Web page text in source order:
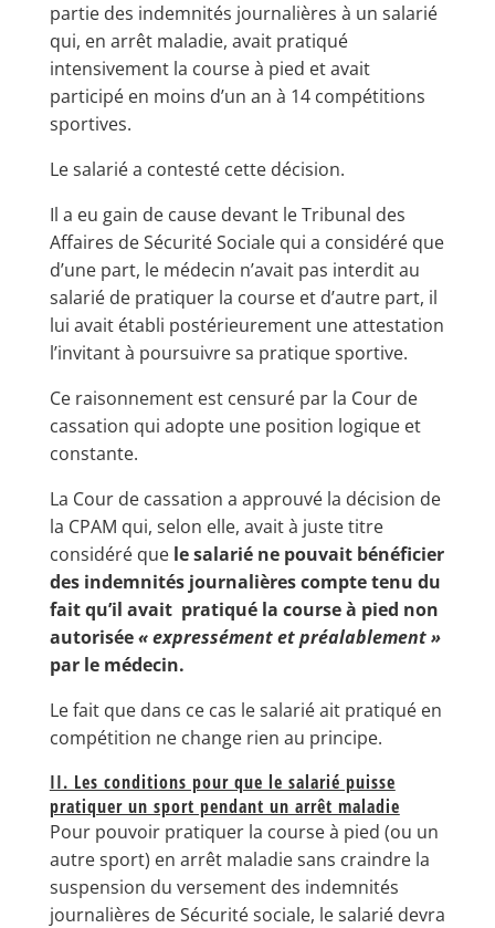
partie des indemnités journalières à un salarié
qui, en arrêt maladie, avait pratiqué
intensivement la course à pied et avait
participé en moins d’un an à 14 compétitions
sportives.
Le salarié a contesté cette décision.
Il a eu gain de cause devant le Tribunal des
Affaires de Sécurité Sociale qui a considéré que
d’une part, le médecin n’avait pas interdit au
salarié de pratiquer la course et d’autre part, il
lui avait établi postérieurement une attestation
l’invitant à poursuivre sa pratique sportive.
Ce raisonnement est censuré par la Cour de
cassation qui adopte une position logique et
constante.
La Cour de cassation a approuvé la décision de
la CPAM qui, selon elle, avait à juste titre
considéré que le salarié ne pouvait bénéficier
des indemnités journalières compte tenu du
fait qu’il avait pratiqué la course à pied non
autorisée« expressément et préalablement »
par le médecin.
Le fait que dans ce cas le salarié ait pratiqué en
compétition ne change rien au principe.
II. Les conditions pour que le salarié puisse
pratiquer un sport pendant un arrêt maladie
Pour pouvoir pratiquer la course à pied (ou un
autre sport) en arrêt maladie sans craindre la
suspension du versement des indemnités
journalières de Sécurité sociale, le salarié devra